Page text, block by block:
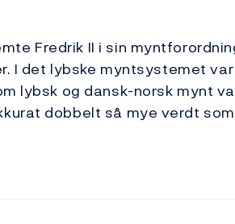
Fredrik II i sin
I det lybske myntsystemet
lybsk og dansk-norsk mynt
dobbelt så mye verdt